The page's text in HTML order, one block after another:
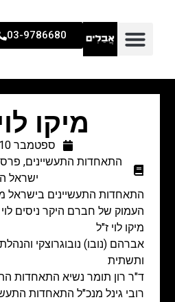
03-9786680
מיקו
ספטמבר 10, 2025
התאחדות התעשיינים,
ישראל
התאחדות התעשיינים בישראל
העמוק של חברם היקר ניסים לוי
מיקו לוי ז"ל
אברהם (נובו) נובוגרוצקי
ותשתית
ד"ר רון תומר נשיא התאחדות
רובי גינל מנכ"ל התאחדות